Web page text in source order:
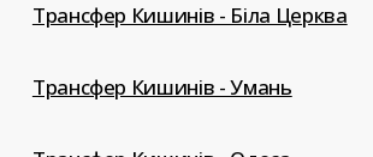
Трансфер Кишинів - Біла Церква
Трансфер Кишинів - Умань